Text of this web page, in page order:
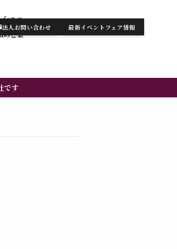
ョッ
ン
ご案
お知らせ/最新情報 お問い合わせ
です
法人お問い合わせ 最新イベントフェア情報